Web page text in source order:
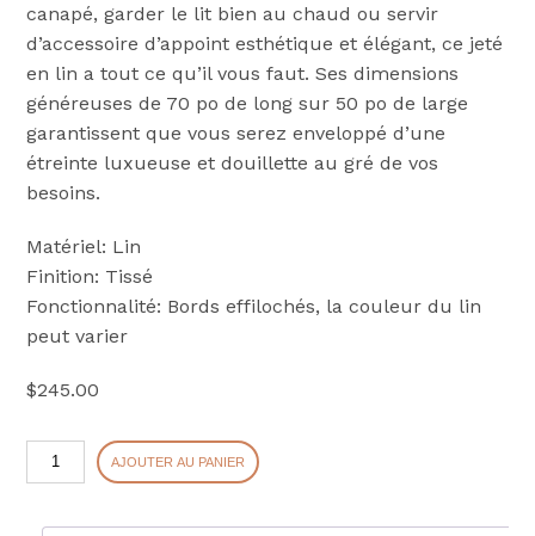
canapé, garder le lit bien au chaud ou servir
d’accessoire d’appoint esthétique et élégant, ce jeté
en lin a tout ce qu’il vous faut. Ses dimensions
généreuses de 70 po de long sur 50 po de large
garantissent que vous serez enveloppé d’une
étreinte luxueuse et douillette au gré de vos
besoins.
Matériel: Lin
Finition: Tissé
Fonctionnalité: Bords effilochés, la couleur du lin
peut varier
$245.00
quantité
de
AJOUTER AU PANIER